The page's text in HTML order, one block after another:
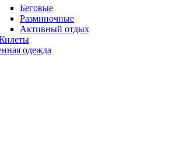
Беговые
Разминочные
Активный отдых
одежда